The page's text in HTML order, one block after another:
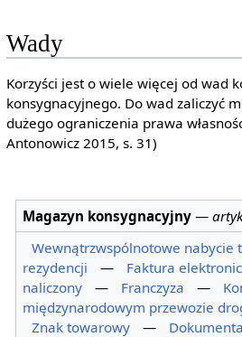
Wady
Korzyści jest o wiele więcej od wad
konsygnacyjnego. Do wad zaliczyć
dużego ograniczenia prawa
Antonowicz 2015, s. 31)
Magazyn konsygnacyjny —
Wewnątrzwspólnotowe nabycie
rezydencji
— Faktura
naliczony
— Franczyza —
międzynarodowym przewozie
Znak towarowy
—